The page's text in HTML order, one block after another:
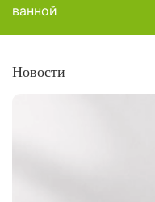
ванной
Новости